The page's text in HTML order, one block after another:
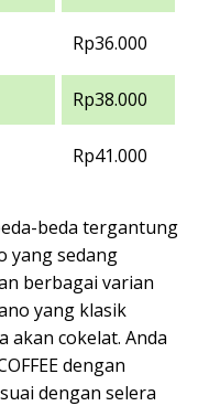
Rp36.000
Rp38.000
Rp41.000
beda tergantung
yang sedang
berbagai varian
yang klasik
akan cokelat. Anda
dengan
dengan selera